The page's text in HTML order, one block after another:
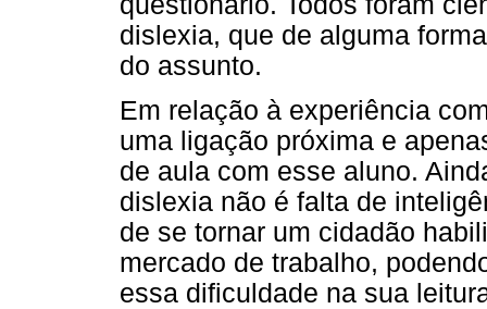
dislexia, que de alguma
do assunto.
Em relação à experiência
uma ligação próxima e
de aula com esse aluno.
dislexia não é falta de
de se tornar um cidadão
mercado de trabalho,
essa dificuldade na sua